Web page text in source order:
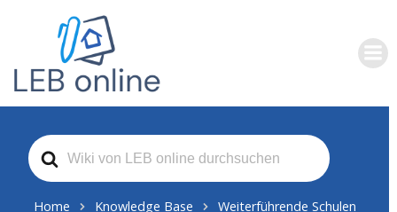
Search
For
Home Knowledge Base
Weiterführende Schulen